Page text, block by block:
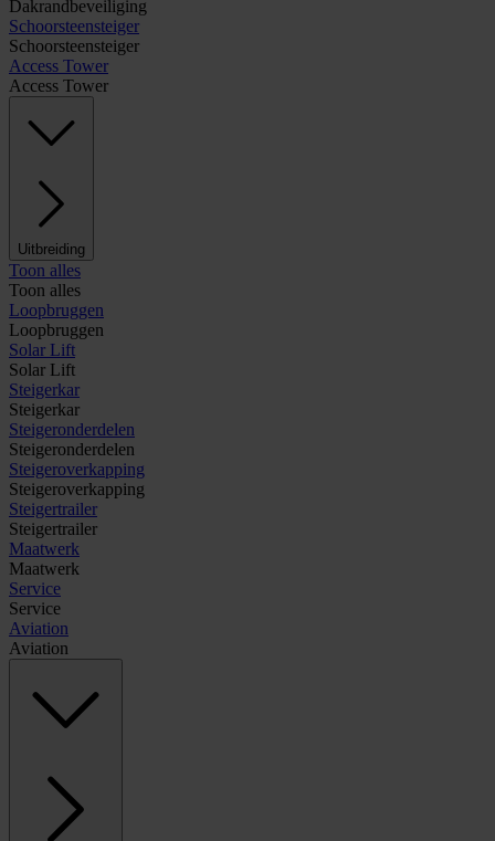
Dakrandbeveiliging
Schoorsteensteiger
Schoorsteensteiger
Access Tower
Access Tower
Uitbreiding
Toon alles
Toon alles
Loopbruggen
Loopbruggen
Solar Lift
Solar Lift
Steigerkar
Steigerkar
Steigeronderdelen
Steigeronderdelen
Steigeroverkapping
Steigeroverkapping
Steigertrailer
Steigertrailer
Maatwerk
Maatwerk
Service
Service
Aviation
Aviation